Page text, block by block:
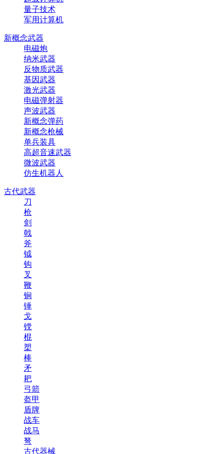
量子技术
军用计算机
新概念武器
电磁炮
纳米武器
反物质武器
基因武器
激光武器
电磁弹射器
声波武器
新概念弹药
新概念枪械
单兵装具
高超音速武器
微波武器
仿生机器人
古代武器
刀
枪
剑
戟
斧
钺
钩
叉
鞭
锏
锤
戈
镋
棍
槊
棒
矛
耙
弓箭
盔甲
盾牌
战车
战马
弩
古代器械